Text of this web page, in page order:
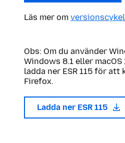
Läs mer om
Obs: Om du använder
Windows 8.1 eller macOS
ladda ner ESR 115 för att
Firefox.
Ladda ner ESR 115